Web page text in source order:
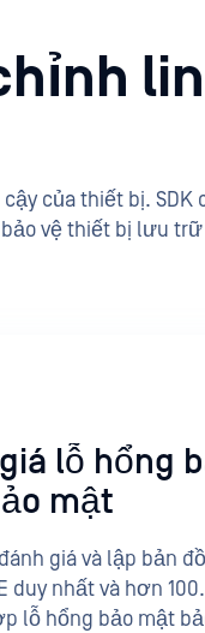
của thiết bị. SDK
vệ thiết bị lưu
lỗ hổng
mật
giá và lập bản
duy nhất và hơn
lỗ hổng bảo mật